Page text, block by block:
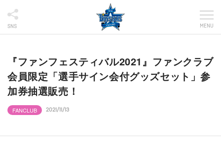
SNS MENU
『ファンフェスティバル2021』ファンクラブ
会員限定「選手サイン会付グッズセット」参
加券抽選販売！
FANCLUB 2021/11/13